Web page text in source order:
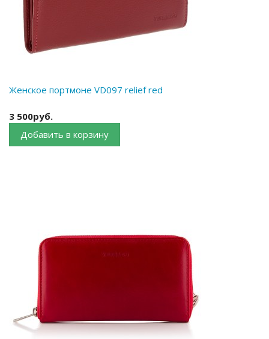
Женское портмоне VD097 relief red
3 500руб.
Добавить в корзину